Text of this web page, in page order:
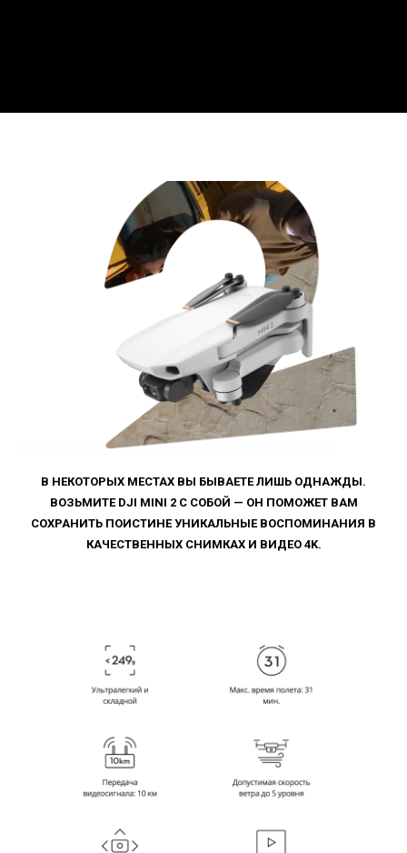
В НЕКОТОРЫХ МЕСТАХ ВЫ БЫВАЕТЕ ЛИШЬ ОДНАЖДЫ.
ВОЗЬМИТЕ DJI MINI 2 С СОБОЙ — ОН ПОМОЖЕТ ВАМ
СОХРАНИТЬ ПОИСТИНЕ УНИКАЛЬНЫЕ ВОСПОМИНАНИЯ В
КАЧЕСТВЕННЫХ СНИМКАХ И ВИДЕО 4K.